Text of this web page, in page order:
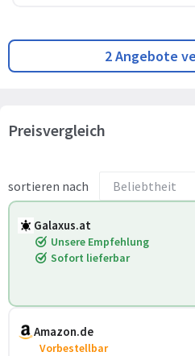
2 Angebote
Preisvergleich
sortieren nach
Galaxus.at
Unsere Empfehlung
Sofort lieferbar
Amazon.de
Vorbestellbar